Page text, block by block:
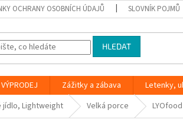
OCHRANY OSOBNÍCH ÚDAJŮ SLOVNÍK POJMŮ
HLEDAT
VÝPRODEJ Zážitky a zábava Letenky,
jídlo, Lightweight Velká porce